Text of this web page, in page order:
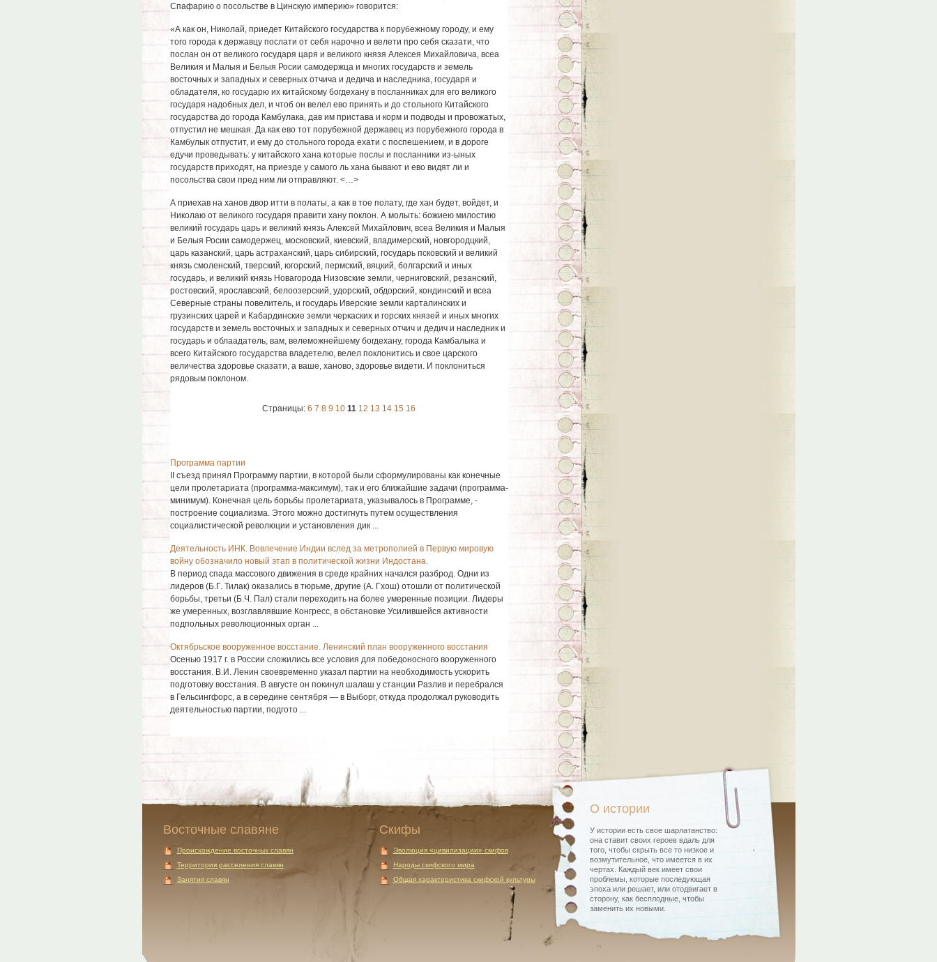
Спафарию о посольстве в Цинскую империю» говорится:
«А как он, Николай, приедет Китайского государства к порубежному городу, и ему
того города к державцу послати от себя нарочно и велети про себя сказати, что
послан он от великого государя царя и великого князя Алексея Михайловича, всеа
Великия и Малыя и Белыя Росии самодержца и многих государств и земель
восточных и западных и северных отчича и дедича и наследника, государя и
обладателя, ко государю их китайскому богдехану в посланниках для его великого
государя надобных дел, и чтоб он велел ево принять и до стольного Китайского
государства до города Камбулака, дав им пристава и корм и подводы и провожатых,
отпустил не мешкая. Да как ево тот порубежной державец из порубежного города в
Камбулык отпустит, и ему до стольного города ехати с поспешением, и в дороге
едучи проведывать: у китайского хана которые послы и посланники из-ыных
государств приходят, на приезде у самого ль хана бывают и ево видят ли и
посольства свои пред ним ли отправляют. <…>
А приехав на ханов двор итти в полаты, а как в тое полату, где хан будет, войдет, и
Николаю от великого государя правити хану поклон. А молыть: божиею милостию
великий государь царь и великий князь Алексей Михайлович, всеа Великия и Малыя
и Белыя Росии самодержец, московский, киевский, владимерский, новгородцкий,
царь казанский, царь астраханский, царь сибирский, государь псковский и великий
князь смоленский, тверский, югорский, пермский, вяцкий, болгарский и иных
государь, и великий князь Новагорода Низовские земли, черниговский, резанский,
ростовский, ярославский, белоозерский, удорский, обдорский, кондинский и всеа
Северные страны повелитель, и государь Иверские земли карталинских и
грузинских царей и Кабардинские земли черкаских и горских князей и иных многих
государств и земель восточных и западных и северных отчич и дедич и наследник и
государь и облаадатель, вам, велеможнейшему богдехану, города Камбалыка и
всего Китайского государства владетелю, велел поклонитись и свое царского
величества здоровье сказати, а ваше, ханово, здоровье видети. И поклониться
рядовым поклоном.
Страницы: 6 7 8 9 10 11 12 13 14 15 16
Программа партии
II съезд принял Программу партии, в которой были сформулированы как конечные
цели пролетариата (программа-максимум), так и его ближайшие задачи (программа-
минимум). Конечная цель борьбы пролетариата, указывалось в Программе, -
построение социализма. Этого можно достигнуть путем осуществления
социалистической революции и установления дик ...
Деятельность ИНК. Вовлечение Индии вслед за метрополией в Первую мировую
войну обозначило новый этап в политической жизни Индостана.
В период спада массового движения в среде крайних начался разброд. Одни из
лидеров (Б.Г. Тилак) оказались в тюрьме, другие (А. Гхош) отошли от политической
борьбы, третьи (Б.Ч. Пал) стали переходить на более умеренные позиции. Лидеры
же умеренных, возглавлявшие Конгресс, в обстановке Усилившейся активности
подпольных революционных орган ...
Октябрьское вооруженное восстание. Ленинский план вооруженного восстания
Осенью 1917 г. в России сложились все условия для победоносного вооруженного
восстания. В.И. Ленин своевременно указал партии на необходимость ускорить
подготовку восстания. В августе он покинул шалаш у станции Разлив и перебрался
в Гельсингфорс, а в середине сентября — в Выборг, откуда продолжал руководить
деятельностью партии, подгото ...
Восточные славяне
Происхождение восточных славян
Территория расселения славян
Занятия славян
Скифы
Эволюция «цивилизации» скифов
Народы скифского мира
Общая характеристика скифской культуры
О истории
У истории есть свое шарлатанство:
она ставит своих героев вдаль для
того, чтобы скрыть все то низкое и
возмутительное, что имеется в их
чертах. Каждый век имеет свои
проблемы, которые последующая
эпоха или решает, или отодвигает в
сторону, как бесплодные, чтобы
заменить их новыми.